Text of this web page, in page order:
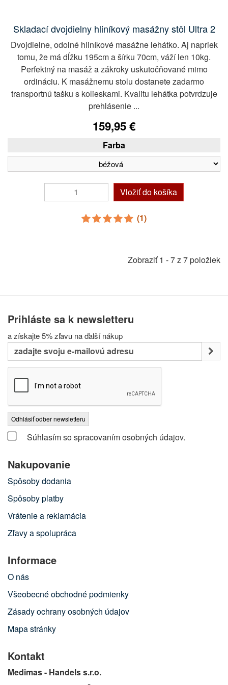
Skladací dvojdielny hliníkový masážny stôl Ultra 2
Dvojdielne, odolné hliníkové masážne lehátko. Aj napriek
tomu, že má dĺžku 195cm a šírku 70cm, váží len 10kg.
Perfektný na masáž a zákroky uskutočňované mimo
ordináciu. K masážnemu stolu dostanete zadarmo
transportnú tašku s kolieskami. Kvalitu lehátka potvrdzuje
prehlásenie ...
159,95 €
Farba
Vložiť do košíka
(1)
Zobraziť 1 - 7 z 7 položiek
Prihláste sa k newsletteru
a získajte 5% zľavu na ďalší nákup
Odhlásiť odber newsletteru
Súhlasím so spracovaním osobných údajov.
Nakupovanie
Spôsoby dodania
Spôsoby platby
Vrátenie a reklamácia
Zľavy a spolupráca
Informace
O nás
Všeobecné obchodné podmienky
Zásady ochrany osobných údajov
Mapa stránky
Kontakt
Medimas - Handels s.r.o.